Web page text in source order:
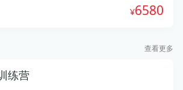
6580
查看更多
练营